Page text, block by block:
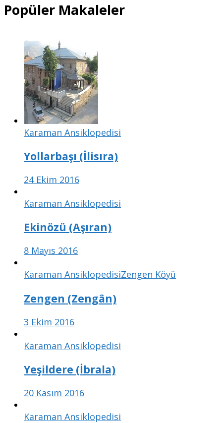
Popüler Makaleler
Karaman Ansiklopedisi
Yollarbaşı (İlisıra)
24 Ekim 2016
Karaman Ansiklopedisi
Ekinözü (Aşıran)
8 Mayıs 2016
Karaman AnsiklopedisiZengen Köyü
Zengen (Zengân)
3 Ekim 2016
Karaman Ansiklopedisi
Yeşildere (İbrala)
20 Kasım 2016
Karaman Ansiklopedisi